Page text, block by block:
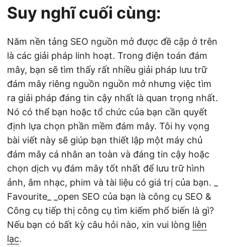
Suy nghĩ cuối cùng:
Năm nền tảng SEO nguồn mở được đề cập ở trên
là các giải pháp linh hoạt. Trong điện toán đám
mây, bạn sẽ tìm thấy rất nhiều giải pháp lưu trữ
đám mây riêng nguồn nguồn mở nhưng việc tìm
ra giải pháp đáng tin cậy nhất là quan trọng nhất.
Nó có thể bạn hoặc tổ chức của bạn cần quyết
định lựa chọn phần mềm đám mây. Tôi hy vọng
bài viết này sẽ giúp bạn thiết lập một máy chủ
đám mây cá nhân an toàn và đáng tin cậy hoặc
chọn dịch vụ đám mây tốt nhất để lưu trữ hình
ảnh, âm nhạc, phim và tài liệu có giá trị của bạn. _
Favourite_ _open SEO của bạn là công cụ SEO &
Công cụ tiếp thị công cụ tìm kiếm phổ biến là gì?
Nếu bạn có bất kỳ câu hỏi nào, xin vui lòng liên
lạc.